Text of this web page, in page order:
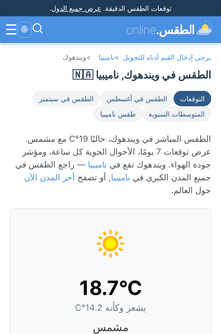
توقعات الطقس الدقيقة. عرض جميع الدول.
الطقس.online
🌐
☰
يرجى إدخال القيم أدناه للتحويل >ناميبيا >ويندهوك
الطقس في ويندهوك, ناميبيا 🇳🇦
التوقعات الطقس في أغسطس
الطقس في سبتمبر
المتوسطات السنوية
طقس ناميبيا
الطقس المباشر في ويندهوك، حاليًا 19°C مع مشمس.
عرض توقعات 7 يومًا، الأحوال الجوية كل ساعة، ومؤشر
جودة الهواء. ويندهوك تقع في ناميبيا — راجع الطقس في
جميع المدن الكبرى في ناميبيا, أو تصفح أحر المدن الآن
حول العالم.
18.7°C
يشعر وكأنه 14.2°C
مشمس